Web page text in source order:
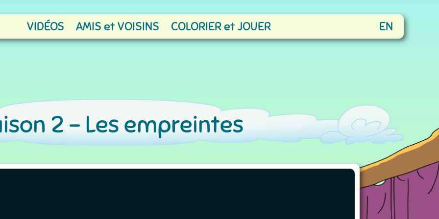
VIDÉOS AMIS et VOISINS COLORIER et JOUER EN
2 - Les empreintes